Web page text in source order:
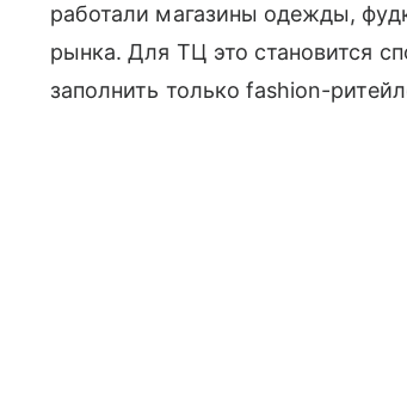
работали магазины одежды,
рынка. Для ТЦ это становится
заполнить только fashion-